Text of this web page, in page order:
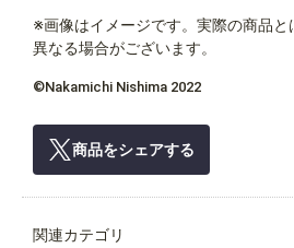
※画像はイメージです。実際の商品
異なる場合がございます。
©Nakamichi Nishima 2022
商品をシェアする
関連カテゴリ